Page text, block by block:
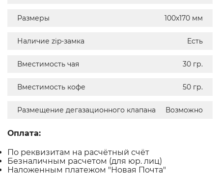
Размеры 100х170 мм
Наличие zip-замка Есть
Вместимость чая 30 гр.
Вместимость кофе 50 гр.
Размещение дегазационного клапана Возможно
Оплата:
По реквизитам на расчётный счёт
Безналичным расчетом (для юр. лиц)
Наложенным платежом "Новая Почта"